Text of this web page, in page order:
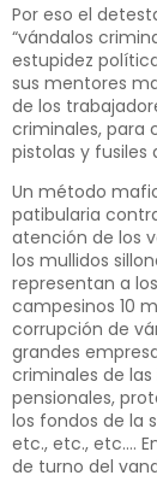
Por eso el
“vándalos
estupidez
sus mentores
de los
criminales, para
pistolas y fusiles
Un método
patibularia
atención de los
los mullidos
representan a
campesinos 10
corrupción de
grandes
criminales de
pensionales,
los fondos de la
etc., etc., etc….
de turno del